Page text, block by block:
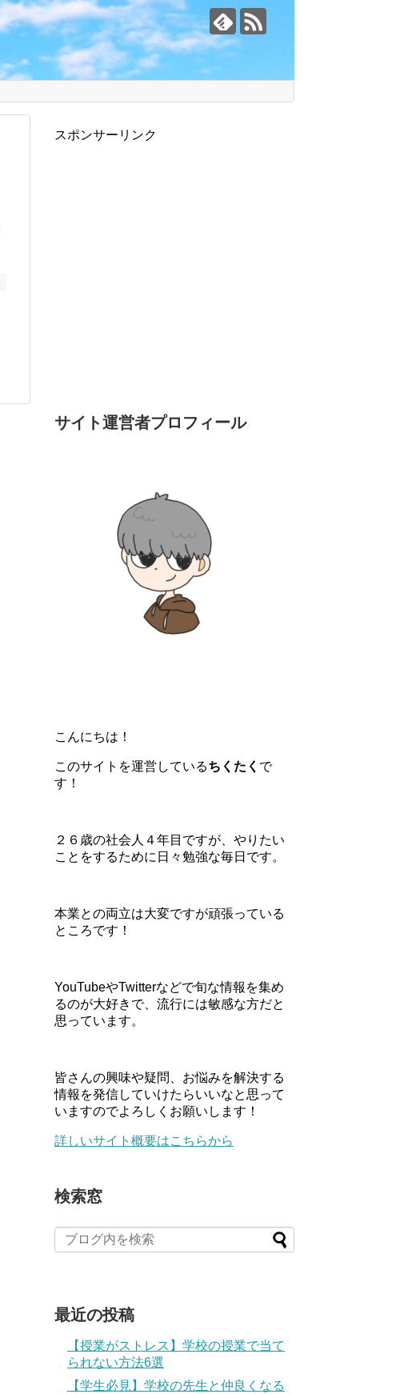
スポンサーリンク
サイト運営者プロフィール
こんにちは！
このサイトを運営しているちくたく で
す！
２６歳の社会人４年目ですが、やりたい
ことをするために日々勉強な毎日です。
本業との両立は大変ですが頑張っている
ところです！
YouTubeやTwitterなどで旬な情報を集め
るのが大好きで、流行には敏感な方だと
思っています。
皆さんの興味や疑問、お悩みを解決する
情報を発信していけたらいいなと思って
いますのでよろしくお願いします！
詳しいサイト概要はこちらから
検索窓
最近の投稿
【授業がストレス】学校の授業で当て
られない方法6選
【学生必見】学校の先生と仲良くなる